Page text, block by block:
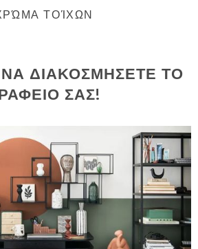
ΤΟΊΧΩΝ
ΝΑ ΔΙΑΚΟΣΜΗΣΕΤΕ ΤΟ
ΣΑΣ!